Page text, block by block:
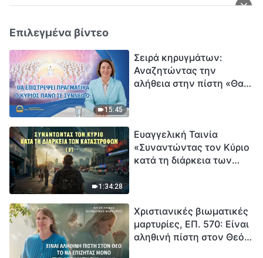
Επιλεγμένα βίντεο
15:45
Σειρά κηρυγμάτων:
Αναζητώντας την
αλήθεια στην πίστη «Θα
1:34:28
Ευαγγελική Ταινία
«Συναντώντας τον Κύριο
κατά τη διάρκεια των
εξαφάνισης». Οι
καταστροφές χτυπούν.
Ξεκινά η αντίστροφη
Χριστιανικές βιωματικές
μαρτυρίες, ΕΠ. 570: Είναι
αληθινή πίστη στον Θεό